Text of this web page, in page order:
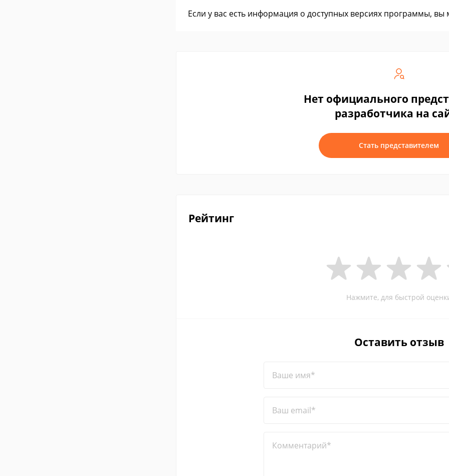
Если у вас есть информация о доступных версиях программы,
Нет официального
разработчика на
Стать представителем
Рейтинг
Нажмите, для быстрой
Оставить отзыв
Ваше имя*
Ваш email*
Комментарий*